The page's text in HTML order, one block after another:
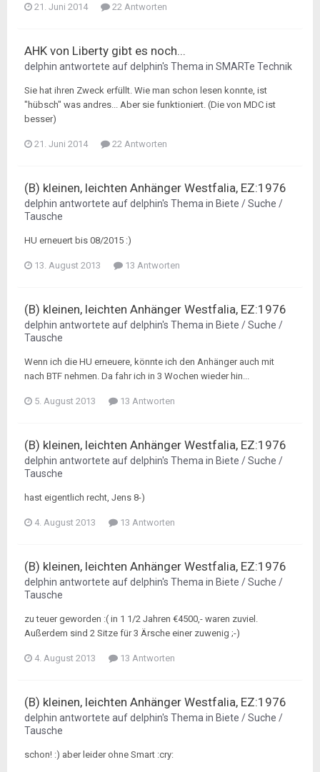
21. Juni 2014 22 Antworten
AHK von Liberty gibt es noch...
delphin antwortete aufdelphin's Thema in SMARTe Technik
Sie hat ihren Zweck erfüllt. Wie man schon lesen konnte, ist
"hübsch" was andres... Aber sie funktioniert. (Die von MDC ist
besser)
21. Juni 2014 22 Antworten
(B) kleinen, leichten Anhänger Westfalia, EZ:1976
delphin antwortete aufdelphin's Thema in Biete / Suche /
Tausche
HU erneuert bis 08/2015 :)
13. August 2013 13 Antworten
(B) kleinen, leichten Anhänger Westfalia, EZ:1976
delphin antwortete aufdelphin's Thema in Biete / Suche /
Tausche
Wenn ich die HU erneuere, könnte ich den Anhänger auch mit
nach BTF nehmen. Da fahr ich in 3 Wochen wieder hin...
5. August 2013 13 Antworten
(B) kleinen, leichten Anhänger Westfalia, EZ:1976
delphin antwortete aufdelphin's Thema in Biete / Suche /
Tausche
hast eigentlich recht, Jens 8-)
4. August 2013 13 Antworten
(B) kleinen, leichten Anhänger Westfalia, EZ:1976
delphin antwortete aufdelphin's Thema in Biete / Suche /
Tausche
zu teuer geworden :( in 1 1/2 Jahren €4500,- waren zuviel.
Außerdem sind 2 Sitze für 3 Ärsche einer zuwenig ;-)
4. August 2013 13 Antworten
(B) kleinen, leichten Anhänger Westfalia, EZ:1976
delphin antwortete aufdelphin's Thema in Biete / Suche /
Tausche
schon! :) aber leider ohne Smart :cry: